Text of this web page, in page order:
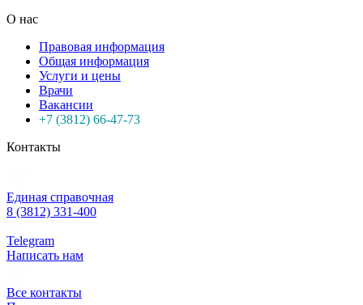
О нас
Правовая информация
Общая информация
Услуги и цены
Врачи
Вакансии
+7 (3812) 66-47-73
Контакты
Единая справочная
8 (3812) 331-400
Telegram
Написать нам
Все контакты